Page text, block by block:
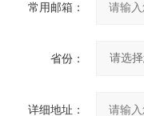
常用邮箱：
省份：
详细地址：